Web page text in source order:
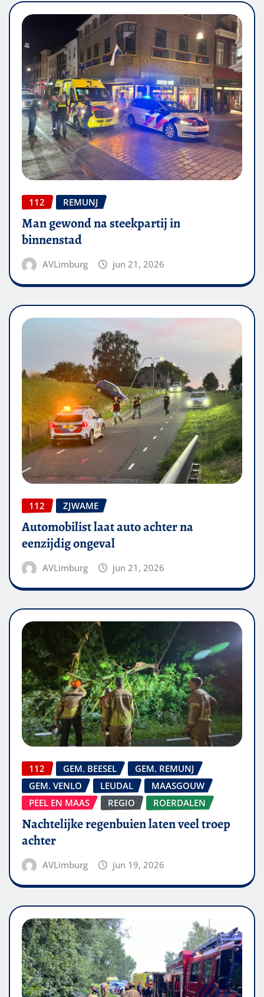
112 REMUNJ
Man gewond na steekpartij in
binnenstad
AVLimburg jun 21, 2026
112 ZJWAME
Automobilist laat auto achter na
eenzijdig ongeval
AVLimburg jun 21, 2026
112 GEM. BEESEL
GEM. REMUNJ
GEM. VENLO
LEUDAL
MAASGOUW
PEEL EN MAAS
REGIO ROERDALEN
Nachtelijke regenbuien laten veel troep
achter
AVLimburg jun 19, 2026